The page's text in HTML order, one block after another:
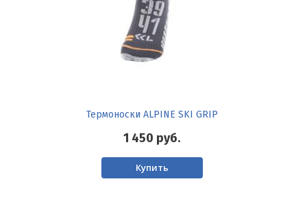
Термоноски ALPINE SKI GRIP
1 450 руб.
Купить